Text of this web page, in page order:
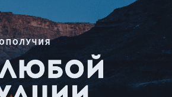
Тест FERMI
FERMI - современная методика
оценки уровня счастья в 5 главных
сферах